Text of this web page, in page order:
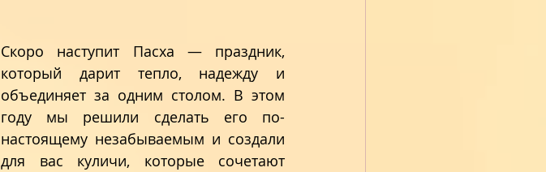
Скоро наступит Пасха — праздник,
который дарит тепло, надежду и
объединяет за одним столом. В этом
году мы решили сделать его по-
настоящему незабываемым и создали
для вас куличи, которые сочетают